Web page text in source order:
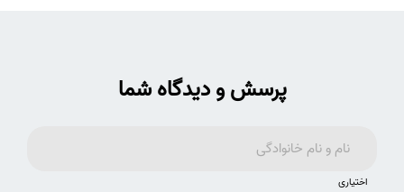
پرسش و دیدگاه شما
اختیاری